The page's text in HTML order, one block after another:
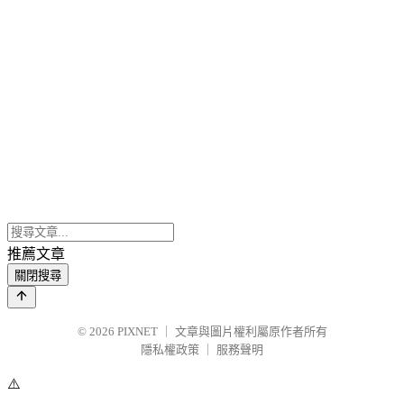
推薦文章
關閉搜尋
© 2026 PIXNET
文章與圖片權利屬原作者所有
隱私權政策
服務聲明
⚠️